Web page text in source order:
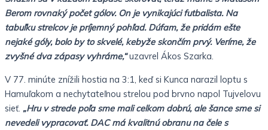
Berom rovnaký počet gólov. On je vynikajúci futbalista. Na
tabuľku strelcov je príjemný pohľad. Dúfam, že pridám ešte
nejaké góly, bolo by to skvelé, kebyže skončím prvý. Veríme, že
zvyšné dva zápasy vyhráme,“ uzavrel Ákos Szarka.
V 77. minúte znížili hostia na 3:1, keď si Kunca narazil loptu s
Hamuľakom a nechytateľnou strelou pod brvno napol Tujvelovu
sieť. „Hru v strede poľa sme mali celkom dobrú, ale šance sme si
nevedeli vypracovať. DAC má kvalitnú obranu na čele s